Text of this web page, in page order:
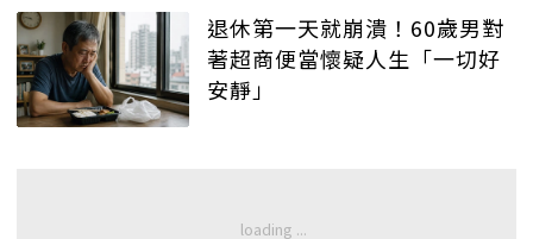
退休第一天就崩潰！60歲男對
著超商便當懷疑人生「一切好
安靜」